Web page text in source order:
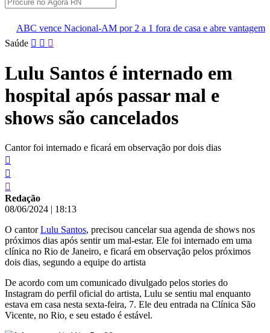
AM por 2 a 1 fora de casa e abre vantagem nas quartas
Pular
conteúdo
Saúde
Lulu Santos é internado em
hospital após passar mal e
shows são cancelados
Cantor foi internado e ficará em observação por dois dias
Redação
08/06/2024 | 18:13
O cantorLulu Santos, precisou cancelar sua agenda de shows nos
próximos dias após sentir um mal-estar. Ele foi internado em uma
clínica no Rio de Janeiro, e ficará em observação pelos próximos
dois dias, segundo a equipe do artista
De acordo com um comunicado divulgado pelos stories do
Instagram do perfil oficial do artista, Lulu se sentiu mal enquanto
estava em casa nesta sexta-feira, 7. Ele deu entrada na Clínica São
Vicente, no Rio, e seu estado é estável.